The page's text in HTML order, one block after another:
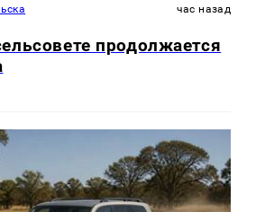
час назад
продолжается